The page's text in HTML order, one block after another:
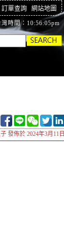
訂單查詢 網站地圖
時間：10:56:06pm
發佈於 2024年3月11日